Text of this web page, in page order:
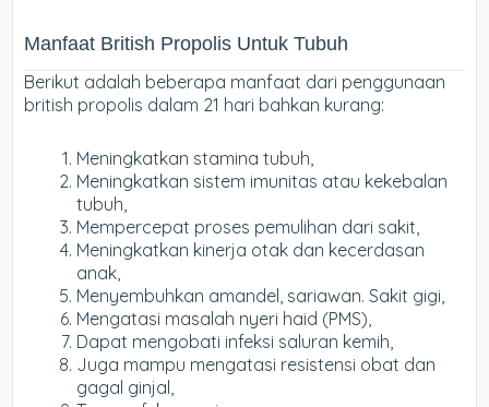
Manfaat British Propolis Untuk Tubuh
Berikut adalah beberapa manfaat dari penggunaan
british propolis dalam 21 hari bahkan kurang:
Meningkatkan stamina tubuh,
Meningkatkan sistem imunitas atau kekebalan
tubuh,
Mempercepat proses pemulihan dari sakit,
Meningkatkan kinerja otak dan kecerdasan
anak,
Menyembuhkan amandel, sariawan. Sakit gigi,
Mengatasi masalah nyeri haid (PMS),
Dapat mengobati infeksi saluran kemih,
Juga mampu mengatasi resistensi obat dan
gagal ginjal,